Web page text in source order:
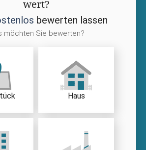
wert?
bewerten lassen
möchten Sie bewerten?
Haus